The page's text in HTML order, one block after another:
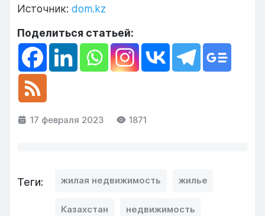
Источник:dom.kz
Поделиться статьей:
17 февраля 2023 1871
Теги: жилая недвижимость жилье
Казахстан недвижимость